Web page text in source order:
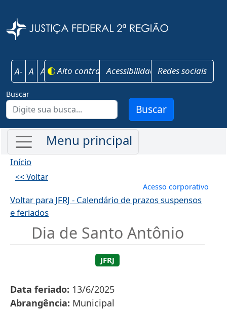
A- A A+ Alto contrasteAcessibilidadeRedes sociais
Buscar
Buscar
Início
<< Voltar
Menu de
Acesso corporativo
Voltar para JFRJ - Calendário de prazos suspensos
e feriados
Dia de Santo Antônio
JFRJ
Data feriado 13/6/2025
Abrangência Municipal